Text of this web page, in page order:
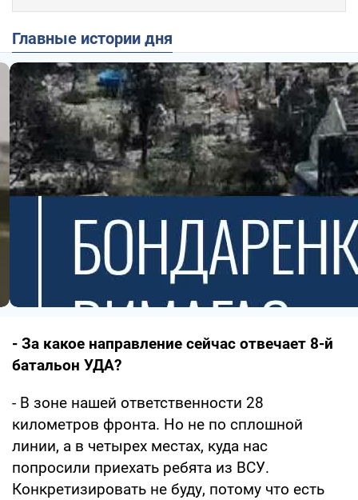
Главные истории дня
- За какое направление сейчас отвечает 8-й
батальон УДА?
- В зоне нашей ответственности 28
километров фронта. Но не по сплошной
линии, а в четырех местах, куда нас
попросили приехать ребята из ВСУ.
Конкретизировать не буду, потому что есть